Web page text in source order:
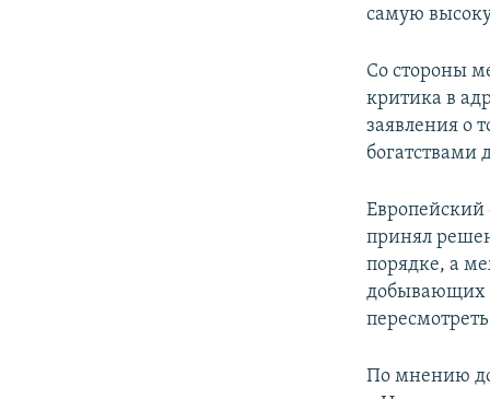
самую
Со стороны
критика в
заявления о
богатствами
Европейский
принял
порядке, а
добывающих
По мнению